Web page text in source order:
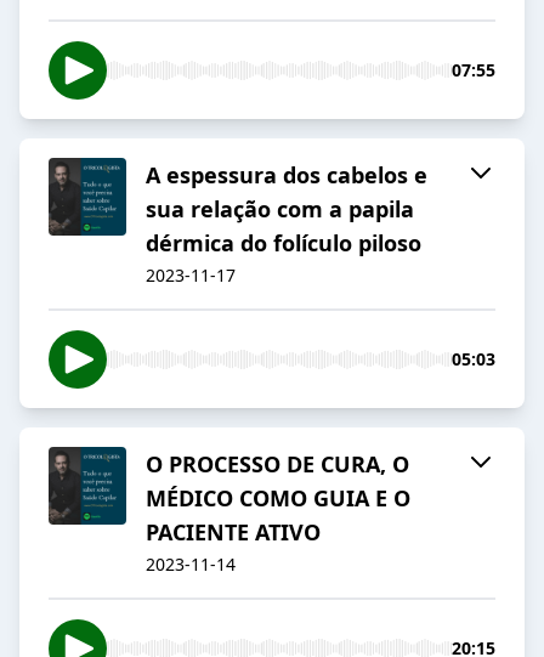
07:55
A espessura dos cabelos e
sua relação com a papila
dérmica do folículo piloso
2023-11-17
05:03
O PROCESSO DE CURA, O
MÉDICO COMO GUIA E O
PACIENTE ATIVO
2023-11-14
20:15